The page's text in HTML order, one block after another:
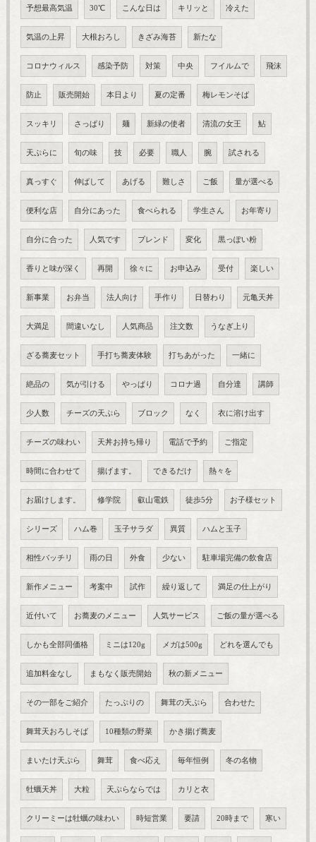
予想最高気温 30℃ こんな日は キリッと 冷えた
気温の上昇 大根おろし きざみ海苔 新たな
コロナウィルス 感染予防 対策 中央 フイルムで 飛沫
防止 販売開始 本日より 夏の定番 梅レモンそば
スッキリ さっぱり 麺 新緑の使者 清流の女王 鮎
天ぷらに 旬の味 技 必要 職人 腕 試される
真っすぐ 伸ばして あげる 難しさ ご飯 量が選べる
便利な店 自分にあった 食べられる 学生さん お年寄り
自分に合った 人気です ブレンド 変化 黒っぽい粉
香りと味が深く 再開 徐々に お申込み 受付 楽しい
新事業 お弁当 法人向け 手作り 日替わり 元亀天丼
大満足 間違いなし 人気商品 注文数 うなぎ上り
ざる蕎麦セット 手打ち蕎麦体験 打ちあがった 一緒に
絶品の 気が引ける やっぱり コロナ過 自分達 講師
少人数 チーズの天ぷら ブロック なく 衣に溶け出す
チーズの味わい 天丼お持ち帰り 電話で予約 ご指定
時間に合わせて 揚げます。 できるだけ 熱々を
お届けします。 修学院 叡山電鉄 徒歩5分 お子様セット
シリーズ ハム巻 玉子サラダ 異質 ハムと玉子
相性バッチリ 雨の日 外食 少ない 駐車場完備の飲食店
新作メニュー 考案中 試作 繰り返して 満足の仕上がり
近付いて お蕎麦のメニュー 人気サービス ご飯の量が選べる
しかも全部同価格 ミニは120g メガは500g どれを選んでも
追加料金なし まもなく販売開始 秋の新メニュー
その一部をご紹介 たっぷりの 舞茸の天ぷら 合わせた
舞茸天おろしそば 10種類の野菜 かき揚げ蕎麦
まいたけ天ぷら 舞茸 食べ応え 毎年恒例 冬の名物
牡蠣天丼 大粒 天ぷらならでは カリと衣
クリーミーは牡蠣の味わい 時短営業 要請 20時まで 寒い